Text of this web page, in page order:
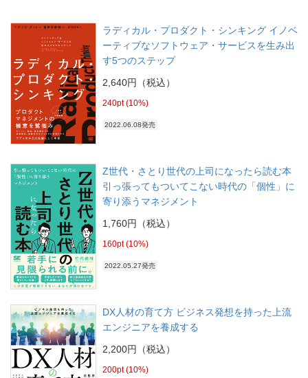
ラディカル・プロダクト・シンキング イノベ
ーティブなソフトウェア・サービスを生み出
す5つのステップ
2,640円（税込）
240pt (10%)
2022.06.08発売
Z世代・さとり世代の上司になったら読む本
引っ張ってもついてこない時代の「個性」に
寄り添うマネジメント
1,760円（税込）
160pt (10%)
2022.05.27発売
DX人材の育て方 ビジネス発想を持った上流
エンジニアを養成する
2,200円（税込）
200pt (10%)